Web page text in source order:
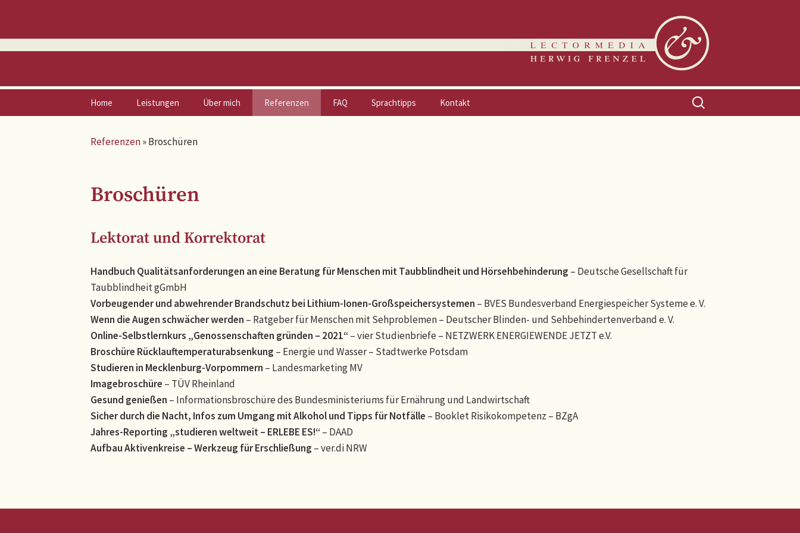
Home Leistungen Über mich Referenzen
Romane
FAQ Sprachtipps Kontakt
Suchen
nach:
Referenzen»Broschüren
Broschüren
Lektorat und Korrektorat
Handbuch Qualitätsanforderungen an eine Beratung für Menschen mit Taubblindheit und Hörsehbehinderung – Deutsche Gesellschaft für
Taubblindheit gGmbH
Vorbeugender und abwehrender Brandschutz bei Lithium-Ionen-Großspeichersystemen – BVES Bundesverband Energiespeicher Systeme e. V.
Wenn die Augen schwächer werden – Ratgeber für Menschen mit Sehproblemen – Deutscher Blinden- und Sehbehindertenverband e. V.
Online-Selbstlernkurs „Genossenschaften gründen – 2021“ – vier Studienbriefe – NETZWERK ENERGIEWENDE JETZT e.V.
Broschüre Rücklauftemperaturabsenkung – Energie und Wasser – Stadtwerke Potsdam
Studieren in Mecklenburg-Vorpommern – Landesmarketing MV
Imagebroschüre – TÜV Rheinland
Gesund genießen – Informationsbroschüre des Bundesministeriums für Ernährung und Landwirtschaft
Sicher durch die Nacht, Infos zum Umgang mit Alkohol und Tipps für Notfälle – Booklet Risikokompetenz – BZgA
Jahres-Reporting „studieren weltweit – ERLEBE ES!“ – DAAD
Aufbau Aktivenkreise – Werkzeug für Erschließung – ver.di NRW